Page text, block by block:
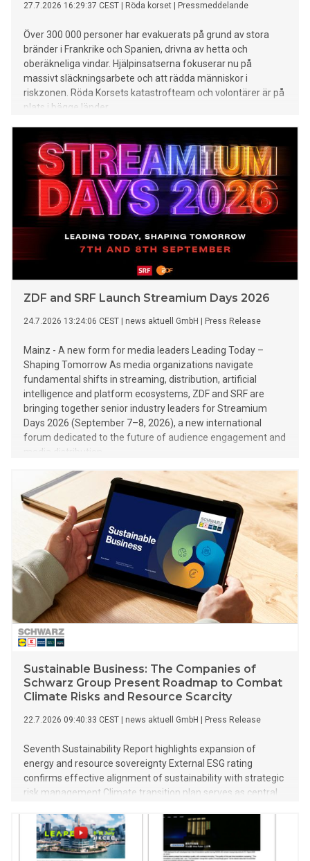
27.7.2026 16:29:37 CEST Röda korset Pressmeddelande
Över 300 000 personer har evakuerats på grund av stora
bränder i Frankrike och Spanien, drivna av hetta och
oberäkneliga vindar. Hjälpinsatserna fokuserar nu på
massivt släckningsarbete och att rädda människor i
riskzonen. Röda Korsets katastrofteam och volontärer är på
plats i bägge länder.
ZDF and SRF Launch Streamium Days 2026
24.7.2026 13:24:06 CEST news aktuell GmbH Press Release
Mainz - A new form for media leaders Leading Today –
Shaping Tomorrow As media organizations navigate
fundamental shifts in streaming, distribution, artificial
intelligence and platform ecosystems, ZDF and SRF are
bringing together senior industry leaders for Streamium
Days 2026 (September 7–8, 2026), a new international
forum dedicated to the future of audience engagement and
media distribution.
Sustainable Business: The Companies of
Schwarz Group Present Roadmap to Combat
Climate Risks and Resource Scarcity
22.7.2026 09:40:33 CEST news aktuell GmbH Press Release
Seventh Sustainability Report highlights expansion of
energy and resource sovereignty External ESG rating
confirms effective alignment of sustainability with strategic
risk management Climate transition plan serves as central